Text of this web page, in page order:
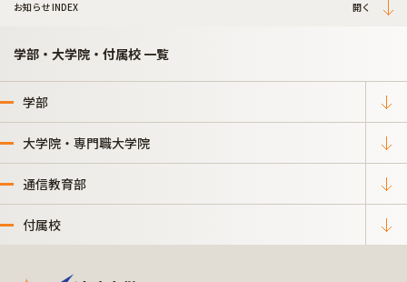
お知らせ INDEX
学部・大学院・付属校 一覧
学部
大学院・専門職大学院
通信教育部
付属校